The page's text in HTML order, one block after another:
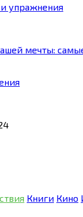
упражнения
мечты:
Книги Кино